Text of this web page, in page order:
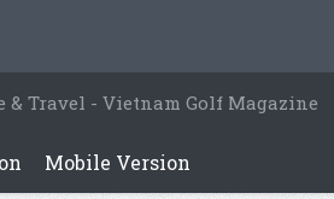
& Travel - Vietnam Golf Magazine
Mobile Version